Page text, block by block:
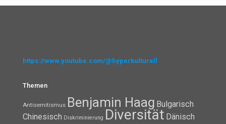
https://www.youtube.com/@hyperkulturell
Themen
Antisemitismus Benjamin Haag Bulgarisch
Chinesisch Diskriminierung Diversität Dänisch